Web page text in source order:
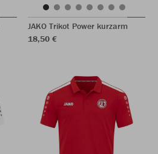
JAKO Trikot Power kurzarm
18,50 €